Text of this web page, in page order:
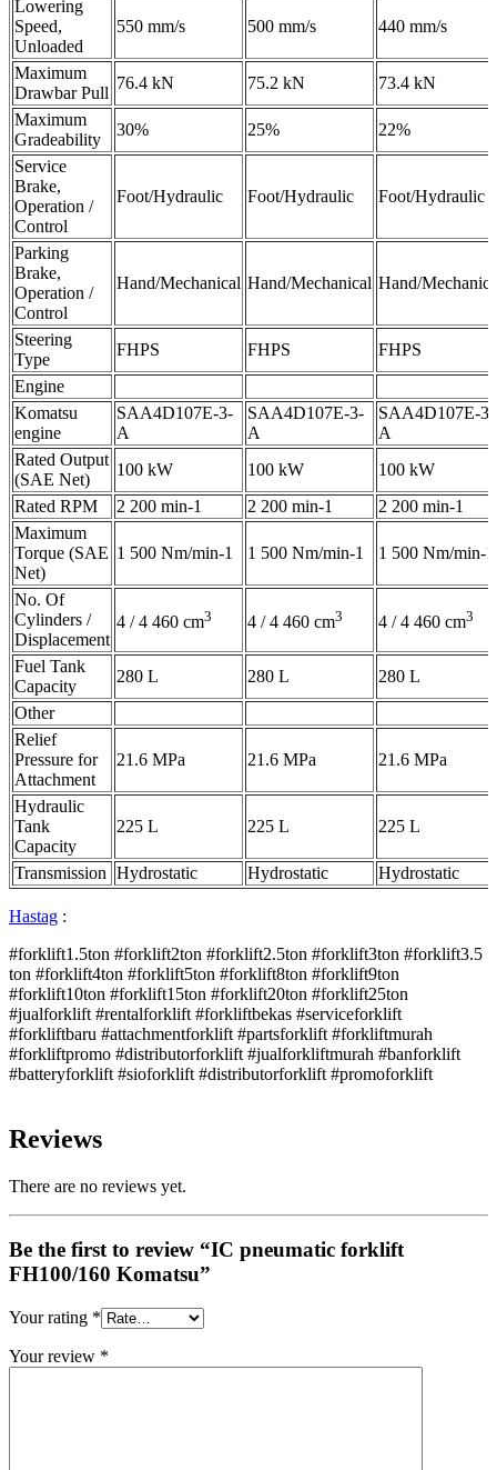
Lowering
Speed,
Unloaded
550 mm/s 500 mm/s 440 mm/s
Maximum
Drawbar Pull
76.4 kN 75.2 kN
73.4 kN
Maximum
Gradeability
30% 25%
22%
Service
Brake,
Operation /
Control
Foot/Hydraulic Foot/Hydraulic Foot/Hydraulic
Parking
Brake,
Operation /
Control
Hand/Mechanical Hand/Mechanical Hand/
Steering
Type
FHPS FHPS
FHPS
Engine
Komatsu
engine
SAA4D107E-3-
A
SAA4D107E-3-
A
SAA4D107E-3-
A
Rated Output
(SAE Net)
100 kW 100 kW
100 kW
Rated RPM
2 200 min-1 2 200 min-1
2 200 min-1
Maximum
Torque (SAE
Net)
1 500 Nm/min-1 1 500 Nm/min-1 1 500 Nm/min-1
No. Of
Cylinders /
Displacement
4 / 4 460 cm3 4 / 4 460 cm3 4 / 4 460 cm3
Fuel Tank
Capacity
280 L 280 L
280 L
Other
Relief
Pressure for
Attachment
21.6 MPa 21.6 MPa 21.6 MPa
Hydraulic
Tank
Capacity
225 L 225 L 225 L
Transmission Hydrostatic Hydrostatic Hydrostatic
Hastag :
#forklift1.5ton #forklift2ton #forklift2.5ton #forklift3ton #forklift3.5
ton #forklift4ton #forklift5ton #forklift8ton #forklift9ton
#forklift10ton #forklift15ton #forklift20ton #forklift25ton
#jualforklift #rentalforklift #forkliftbekas #serviceforklift
#forkliftbaru #attachmentforklift #partsforklift #forkliftmurah
#forkliftpromo #distributorforklift #jualforkliftmurah #banforklift
#batteryforklift #sioforklift #distributorforklift #promoforklift
Reviews
There are no reviews yet.
Be the first to review “IC pneumatic forklift
FH100/160 Komatsu”
Your rating *
Your review *